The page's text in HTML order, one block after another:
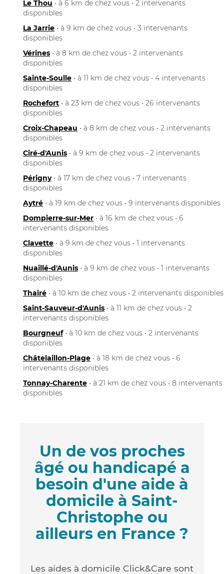
Le Thou • à 6 km de chez vous • 2 intervenants
disponibles
La Jarrie • à 9 km de chez vous • 3 intervenants
disponibles
Vérines • à 8 km de chez vous • 2 intervenants
disponibles
Sainte-Soulle • à 11 km de chez vous • 4 intervenants
disponibles
Rochefort • à 23 km de chez vous • 26 intervenants
disponibles
Croix-Chapeau • à 8 km de chez vous • 2 intervenants
disponibles
Ciré-d'Aunis • à 9 km de chez vous • 2 intervenants
disponibles
Périgny• à 17 km de chez vous • 7 intervenants
disponibles
Aytré • à 19 km de chez vous • 9 intervenants disponibles
Dompierre-sur-Mer • à 16 km de chez vous • 6
intervenants disponibles
Clavette • à 9 km de chez vous • 1 intervenants
disponibles
Nuaillé-d'Aunis • à 9 km de chez vous • 1 intervenants
disponibles
Thairé • à 10 km de chez vous • 2 intervenants disponibles
Saint-Sauveur-d'Aunis • à 11 km de chez vous • 2
intervenants disponibles
Bourgneuf• à 10 km de chez vous • 2 intervenants
disponibles
Châtelaillon-Plage • à 18 km de chez vous • 6
intervenants disponibles
Tonnay-Charente • à 21 km de chez vous • 8 intervenants
disponibles
Un de vos proches
âgé ou handicapé a
besoin d'une aide à
domicile à Saint-
Christophe ou
ailleurs en France ?
Les aides à domicile Click&Care sont